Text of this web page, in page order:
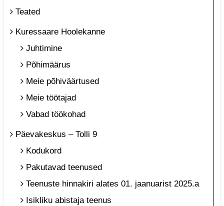
Teated
Kuressaare Hoolekanne
Juhtimine
Põhimäärus
Meie põhiväärtused
Meie töötajad
Vabad töökohad
Päevakeskus – Tolli 9
Kodukord
Pakutavad teenused
Teenuste hinnakiri alates 01. jaanuarist 2025.a
Isikliku abistaja teenus